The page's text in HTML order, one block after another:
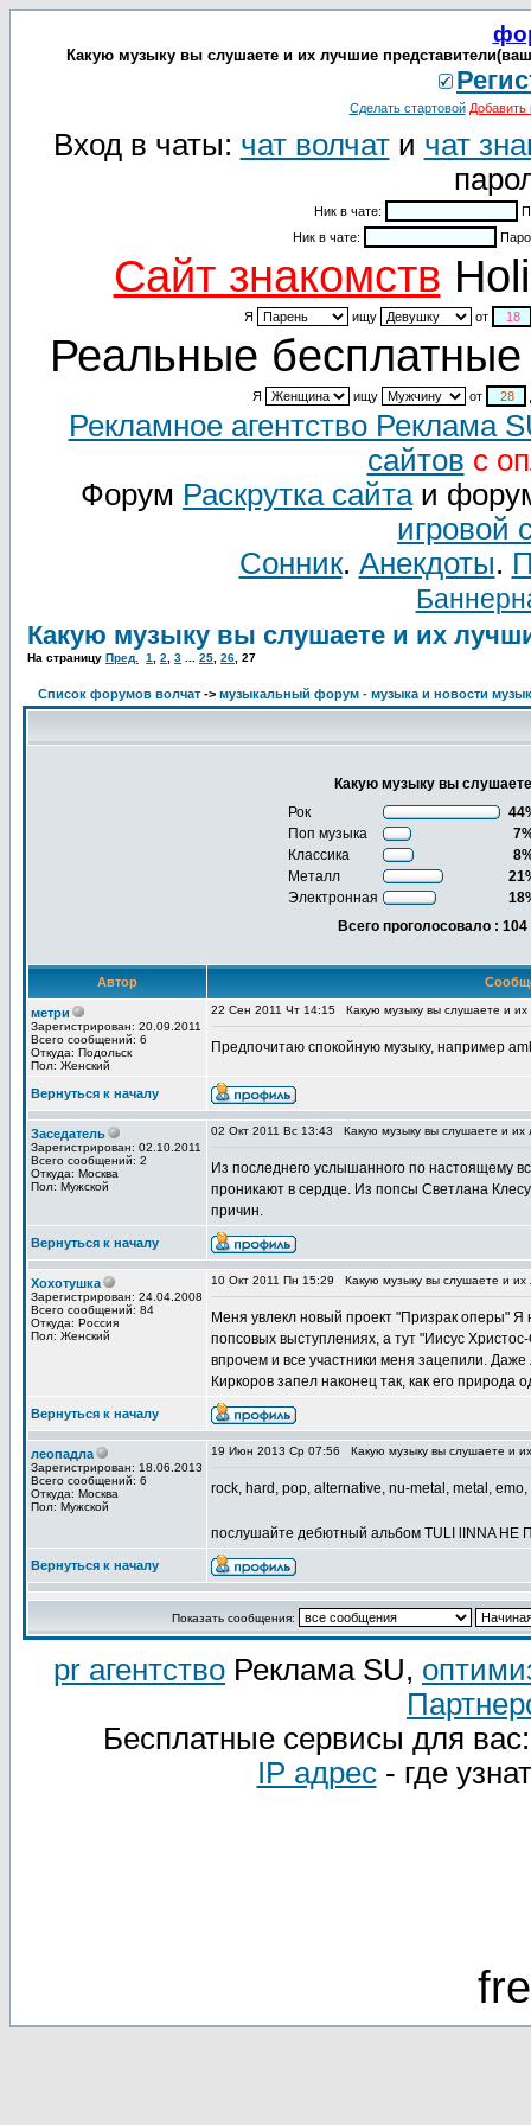
Какую музыку вы слушаете и их лучшие
Сделать стартовой Добавить
Вход в чаты: чат волчати чат
Ник в чате:
Ник в чате:
Cайт знакомств
Я ищу от
Реальные бесплатные
Я ищу от
Рекламное агентство Реклама
сайтов с
Форум Раскрутка сайтаи
игровой
Сонник. Анекдоты.
Какую музыку вы слушаете и их
На страницу Пред. 1 2 3 25 26 27
Список форумов волчат -> музыкальный форум - музыка и новости
Какую музыку вы слушаете
Рок
Поп музыка
Классика
Металл
Электронная
Всего проголосовало : 104
Автор
метри
Зарегистрирован: 20.09.2011
Всего сообщений: 6
Откуда: Подольск
Пол: Женский
22 Сен 2011 Чт 14:15 Какую музыку вы слушаете и
Предпочитаю спокойную музыку, например
Вернуться к началу
Заседатель
Зарегистрирован: 02.10.2011
Всего сообщений: 2
Откуда: Москва
Пол: Мужской
02 Окт 2011 Вс 13:43 Какую музыку вы слушаете и
Из последнего услышанного по настоящему
проникают в сердце. Из попсы Светлана
причин.
Вернуться к началу
Хохотушка
Зарегистрирован: 24.04.2008
Всего сообщений: 84
Откуда: Россия
Пол: Женский
10 Окт 2011 Пн 15:29 Какую музыку вы слушаете и
Меня увлекл новый проект "Призрак оперы"
попсовых выступлениях, а тут "Иисус
впрочем и все участники меня зацепили.
Киркоров запел наконец так, как его природа
Вернуться к началу
леопадла
Зарегистрирован: 18.06.2013
Всего сообщений: 6
Откуда: Москва
Пол: Мужской
19 Июн 2013 Ср 07:56 Какую музыку вы слушаете и
rock, hard, pop, alternative, nu-metal, metal,
послушайте дебютный альбом TULI lINNA
Вернуться к началу
Показать сообщения:
pr агентство Реклама SU,
Бесплатные сервисы для
IP адрес- где